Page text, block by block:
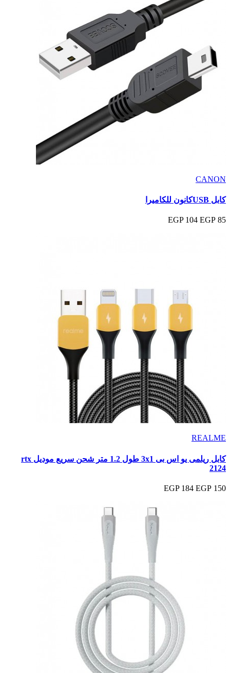
CANON
كابل USBكانون للكاميرا
85 EGP
104 EGP
REALME
كابل ريلمى يو اس بى 3x1 طول 1.2 متر شحن سريع موديل rtx
2124
150 EGP
184 EGP